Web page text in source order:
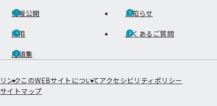
情報公開 お知らせ
採用 よくあるご質問
用語集
リンク このWEBサイトについてアクセシビリティポリシー
サイトマップ